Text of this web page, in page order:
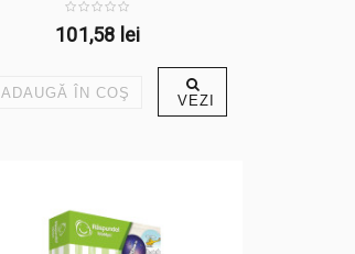
101,58 lei
ADAUGĂ ÎN COŞ VEZI